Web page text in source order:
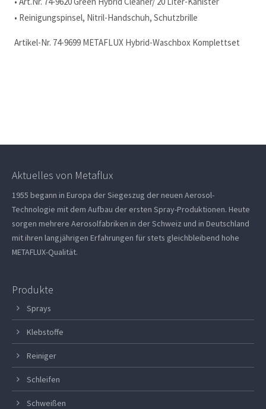
• Reinigungspinsel, Nitril-Handschuh, Schutzbrille
Artikel-Nr. 74-9699 METAFLUX Hybrid-Waschbox Komplettset
Aktuelles von Metaflux
1955 begann in Europa der Siegeszug der neuen Aerosol-
Technologie mit dem Aufbau der ersten Spray-Produktionen. Heute
sorgen mehrere Aerosolfabriken in der Schweiz und in Deutschland
mit ihren langjährigen Erfahrungen für stets gleichbleibend hohe
METAFLUX-Qualität.
Produkte
Sprays
Klebstoffe
Reiniger
Schleifen
Schweißen